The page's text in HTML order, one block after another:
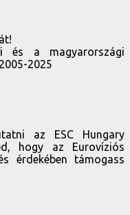
és a magyarországi
2025
az ESC Hungary
hogy az Eurovíziós
érdekében támogass